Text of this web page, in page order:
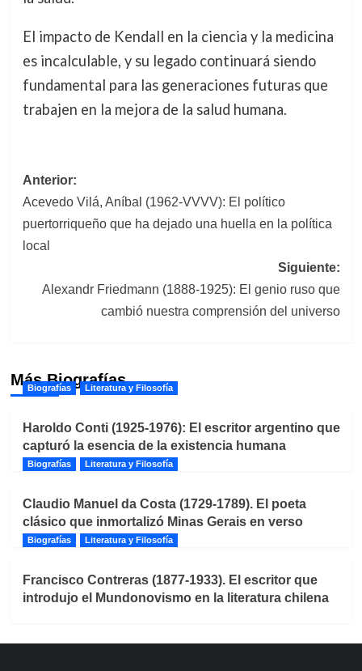
El impacto de Kendall en la ciencia y la medicina
es incalculable, y su legado continuará siendo
fundamental para las generaciones futuras que
trabajen en la mejora de la salud humana.
Navegación
de
entradas
Anterior:
Acevedo Vilá, Aníbal (1962-VVVV): El político
puertorriqueño que ha dejado una huella en la política
local
Siguiente:
Alexandr Friedmann (1888-1925): El genio ruso que
cambió nuestra comprensión del universo
Más Biografías
Biografías Literatura y Filosofía
Haroldo Conti (1925-1976): El escritor argentino que
capturó la esencia de la existencia humana
Biografías Literatura y Filosofía
Claudio Manuel da Costa (1729-1789). El poeta
clásico que inmortalizó Minas Gerais en verso
Biografías Literatura y Filosofía
Francisco Contreras (1877-1933). El escritor que
introdujo el Mundonovismo en la literatura chilena